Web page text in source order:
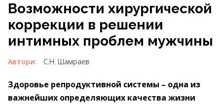
Возможности хирургической
коррекции в решении
интимных проблем мужчины
Автори: С.Н. Шамраев
Здоровье репродуктивной системы – одна из
важнейших определяющих качества жизни